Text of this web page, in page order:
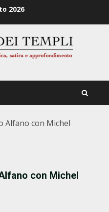
2026
Alfano con Michel
con Michel